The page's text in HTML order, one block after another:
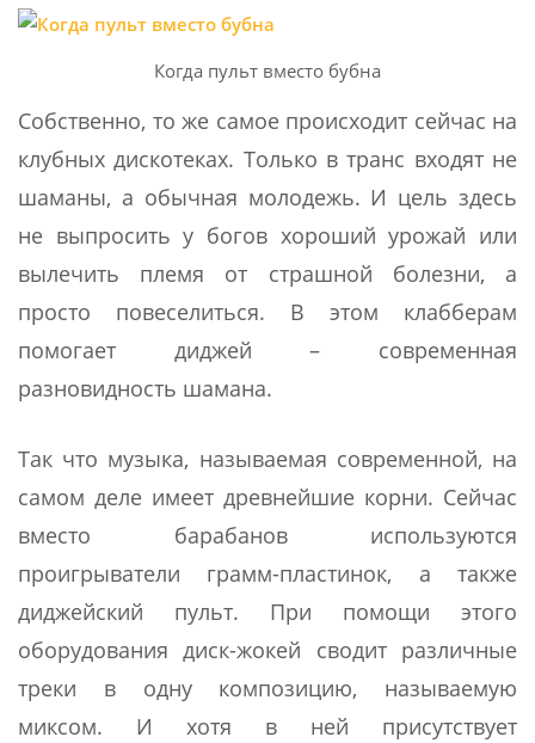
Когда пульт вместо бубна
Собственно, то же самое происходит сейчас на
клубных дискотеках. Только в транс входят не
шаманы, а обычная молодежь. И цель здесь
не выпросить у богов хороший урожай или
вылечить племя от страшной болезни, а
просто повеселиться. В этом клабберам
помогает диджей – современная
разновидность шамана.
Так что музыка, называемая современной, на
самом деле имеет древнейшие корни. Сейчас
вместо барабанов используются
проигрыватели грамм-пластинок, а также
диджейский пульт. При помощи этого
оборудования диск-жокей сводит различные
треки в одну композицию, называемую
миксом. И хотя в ней присутствует